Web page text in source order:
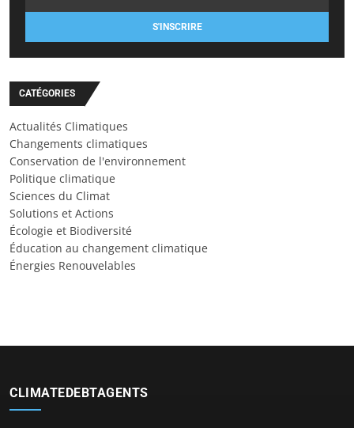
S'INSCRIRE
CATÉGORIES
Actualités Climatiques
Changements climatiques
Conservation de l'environnement
Politique climatique
Sciences du Climat
Solutions et Actions
Écologie et Biodiversité
Éducation au changement climatique
Énergies Renouvelables
CLIMATEDEBTAGENTS